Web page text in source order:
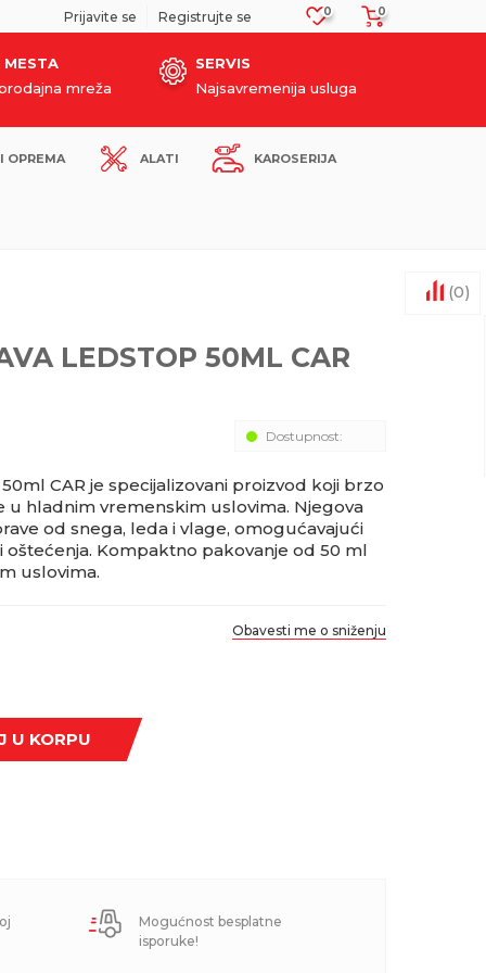
SIGURNO PLAĆANJE PLATNIM KARTICAMA! 0
0
Prijavite se Registrujte se
MESTA
mreža
SERVIS
Najsavremenija usluga
OPREMA ALATI KAROSERIJA
LEDSTOP 50ML CAR
Dostupnost:
CAR je specijalizovani proizvod koji brzo
hladnim vremenskim uslovima. Njegova
od snega, leda i vlage, omogućavajući
oštećenja. Kompaktno pakovanje od 50 ml
uslovima.
Obavesti me o sniženju
U KORPU
Mogućnost besplatne
isporuke!
(0)